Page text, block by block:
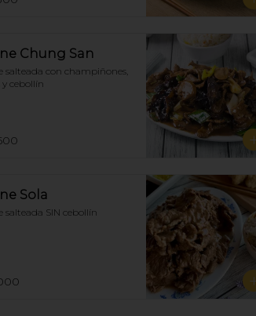
Chung San
salteada con champiñones,
y cebollín
Sola
salteada SIN cebollín